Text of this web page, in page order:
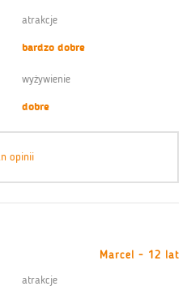
atrakcje
bardzo dobre
wyżywienie
dobre
opinii
Marcel - 12 lat
atrakcje